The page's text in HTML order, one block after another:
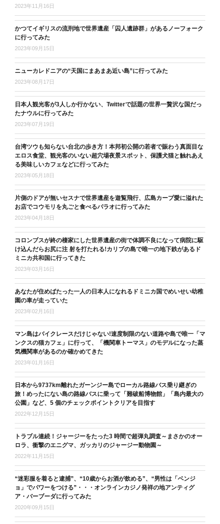
2023年11月16日
かつてイギリスの流刑地で世界遺産「囚人遺跡群」があるノーフォーク
に行ってみた
2023年09月15日
ニューカレドニアの“天国にまあまあ近い島”に行ってみた
2023年08月17日
日本人観光客が3人しか行かない、Twitterで話題の世界一贅沢な国だっ
たナウルに行ってみた
2023年07月19日
台湾ツウも知らない台北の歩き方！本邦初公開の若者で賑わう真面目な
エロス食堂、観光客のいない超穴場夜景スポット、保護犬猫と触れあえ
る美味しいカフェなどに行ってみた
2023年05月18日
片側のドアが無いセスナで世界遺産を遊覧飛行、広島カープ愛に溢れた
お店でコウモリを丸ごと食べるパラオに行ってみた
2023年04月18日
コロンブスが終の棲家にした世界遺産の街で体調不良になって病院に駆
け込んだらお尻に注 射を打たれる!カリブの島で唯一の地下鉄があるド
ミニカ共和国に行ってきた
2023年03月16日
あなたが住めばたった一人の日本人になれるドミニカ国でめいせい幼稚
園の車が走っていた
2023年02月16日
マン島はバイクレースだけじゃない!速度制限のない道路や島で唯一「マ
ンクスの猫カフェ」に行って、「機関車トーマス」のモデルになった蒸
気機関車があるのか確かめてきた
2023年01月16日
日本から9737km離れたガーンジー島でローカル路線バス乗り継ぎの
旅！めったにない島の路線バスに乗って「難破船博物館」「島内最大の
公園」など、5 個のチェックポイントクリアを目指す
2022年12月15日
トラブル連続！ジャージーをたった3 時間で超弾丸調査～まさかのオー
ロラ、衝撃のエニグマ、ガッカリのジャージー動物園～
2022年11月15日
“迷彩服を着ると逮捕”、“10歳からお酒が飲める”、“男性は「ベンジ
ョ」でパワーをつける”・・・オンラインカジノ発祥の地アンティグ
ア・バーブーダに行ってみた
2020年09月15日